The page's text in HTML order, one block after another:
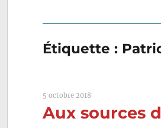
Étiquette :
5 octobre 2018
Aux sources